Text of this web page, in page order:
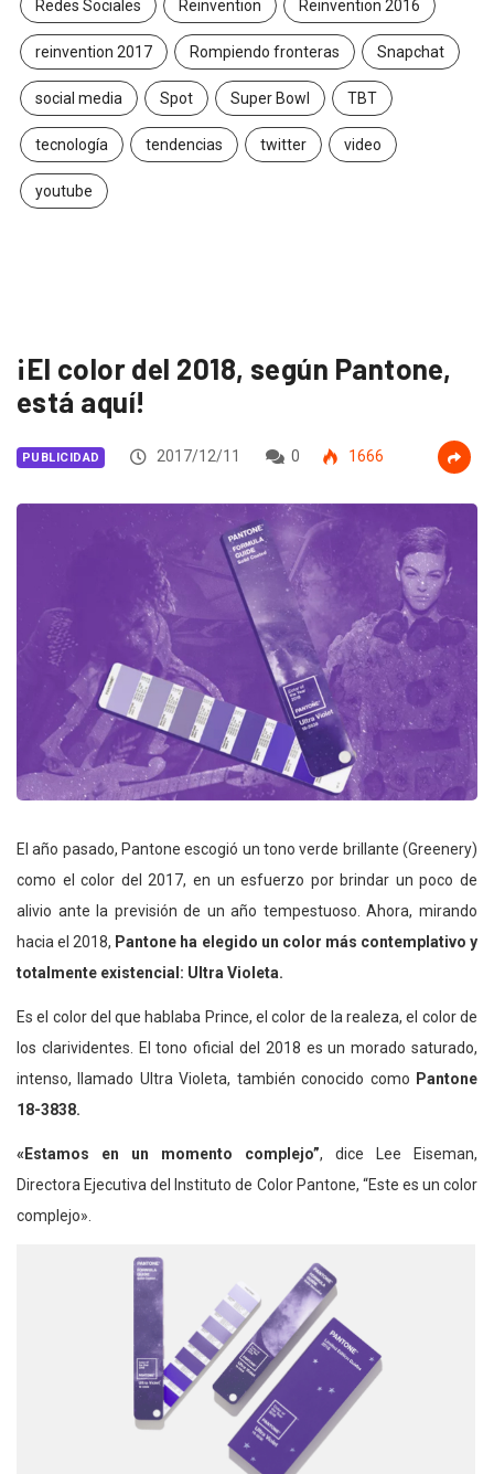
Redes Sociales Reinvention Reinvention 2016
reinvention 2017 Rompiendo fronteras Snapchat
social media Spot Super Bowl TBT
tecnología tendencias twitter video
youtube
¡El color del 2018, según Pantone,
está aquí!
PUBLICIDAD 2017/12/11 0 1666
El año pasado, Pantone escogió un tono verde brillante (Greenery)
como el color del 2017, en un esfuerzo por brindar un poco de
alivio ante la previsión de un año tempestuoso. Ahora, mirando
hacia el 2018, Pantone ha elegido un color más contemplativo y
totalmente existencial: Ultra Violeta.
Es el color del que hablaba Prince, el color de la realeza, el color de
los clarividentes. El tono oficial del 2018 es un morado saturado,
intenso, llamado Ultra Violeta, también conocido como Pantone
18-3838.
«Estamos en un momento complejo”, dice Lee Eiseman,
Directora Ejecutiva del Instituto de Color Pantone, “Este es un color
complejo».